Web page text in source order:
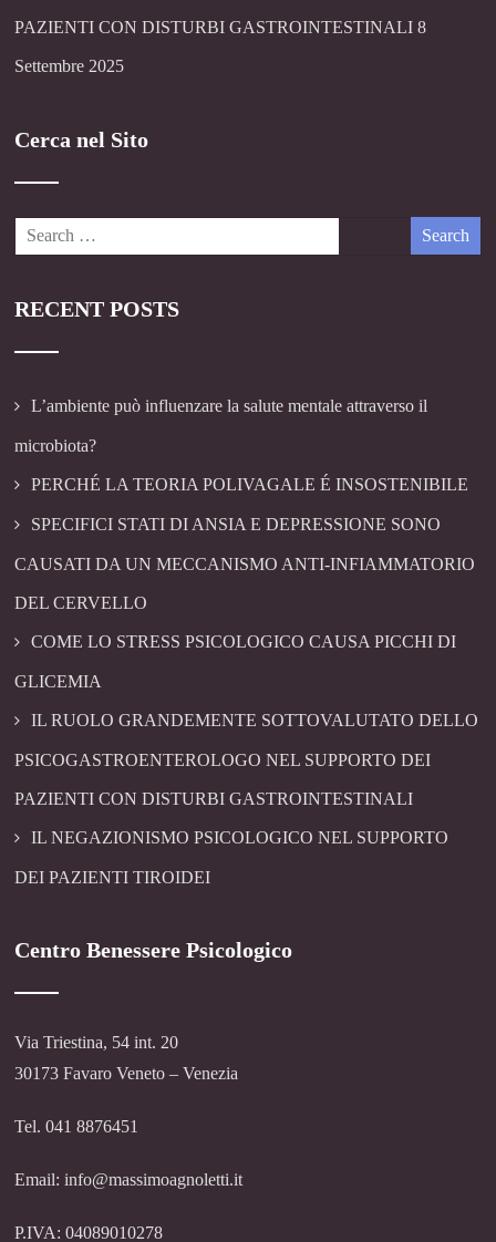
PAZIENTI CON DISTURBI GASTROINTESTINALI 8
Settembre 2025
Cerca nel Sito
RECENT POSTS
L’ambiente può influenzare la salute mentale attraverso il
microbiota?
PERCHÉ LA TEORIA POLIVAGALE É INSOSTENIBILE
SPECIFICI STATI DI ANSIA E DEPRESSIONE SONO
CAUSATI DA UN MECCANISMO ANTI-INFIAMMATORIO
DEL CERVELLO
COME LO STRESS PSICOLOGICO CAUSA PICCHI DI
GLICEMIA
IL RUOLO GRANDEMENTE SOTTOVALUTATO DELLO
PSICOGASTROENTEROLOGO NEL SUPPORTO DEI
PAZIENTI CON DISTURBI GASTROINTESTINALI
IL NEGAZIONISMO PSICOLOGICO NEL SUPPORTO
DEI PAZIENTI TIROIDEI
Centro Benessere Psicologico
Via Triestina, 54 int. 20
30173 Favaro Veneto – Venezia
Tel. 041 8876451
Email: info@massimoagnoletti.it
P.IVA: 04089010278